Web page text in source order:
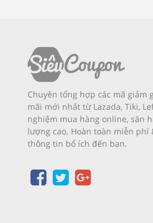
Chuyên tổng hợp các mã giảm
mãi mới nhất từ Lazada, Tiki,
nghiệm mua hàng online, săn
lượng cao. Hoàn toàn miễn phí
thông tin bổ ích đến bạn.